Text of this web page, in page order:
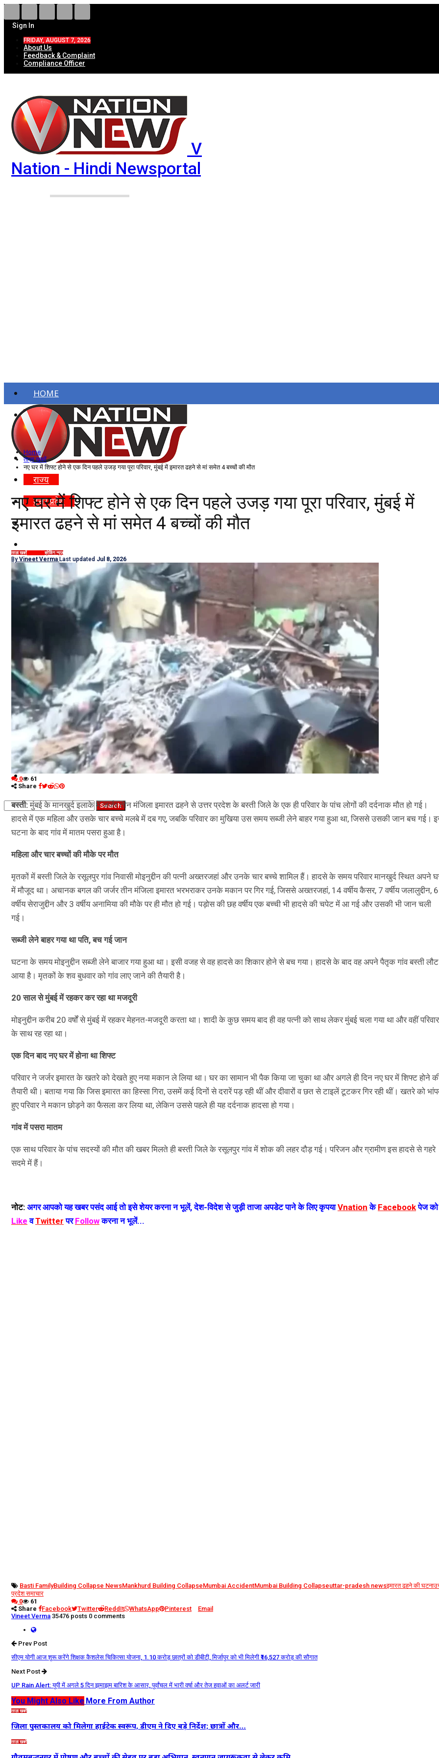
Sign In
FRIDAY, AUGUST 7, 2026
About Us
Feedback & Complaint
Compliance Officer
V
Nation - Hindi Newsportal
HOME
ताज़ा खबरें
देश
विदेश
राज्य
उत्तर प्रदेश
नोएडा
राजनीति
कारोबार
खेल
शिक्षा
नौकरियां
जीवन शैली
हेल्थ
क्राइम
कृषि
धर्म
विज्ञान तकनीकी
Home
ताज़ा खबरें
नए घर में शिफ्ट होने से एक दिन पहले उजड़ गया पूरा परिवार, मुंबई में इमारत ढहने से मां समेत 4 बच्चों की मौत
नए घर में शिफ्ट होने से एक दिन पहले उजड़ गया पूरा परिवार, मुंबई में
इमारत ढहने से मां समेत 4 बच्चों की मौत
ताज़ा खबरें ब्रेकिंग न्यूज़
By Vineet Verma Last updated Jul 8, 2026
0
61
Share
बस्ती:मुंबई के मानखुर्द इलाके में जर्जर तीन मंजिला इमारत ढहने से उत्तर प्रदेश के बस्ती जिले के एक ही परिवार के पांच लोगों की दर्दनाक मौत हो गई।
हादसे में एक महिला और उसके चार बच्चे मलबे में दब गए, जबकि परिवार का मुखिया उस समय सब्जी लेने बाहर गया हुआ था, जिससे उसकी जान बच गई।
घटना के बाद गांव में मातम पसरा हुआ है।
महिला और चार बच्चों की मौके पर मौत
मृतकों में बस्ती जिले के रसूलपुर गांव निवासी मोइनुद्दीन की पत्नी अख्तरजहां और उनके चार बच्चे शामिल हैं। हादसे के समय परिवार मानखुर्द स्थित अपने
में मौजूद था। अचानक बगल की जर्जर तीन मंजिला इमारत भरभराकर उनके मकान पर गिर गई, जिससे अख्तरजहां, 14 वर्षीय कैसर, 7 वर्षीय जलालुद्दीन, 6
वर्षीय सेराजुद्दीन और 3 वर्षीय अनामिया की मौके पर ही मौत हो गई। पड़ोस की छह वर्षीय एक बच्ची भी हादसे की चपेट में आ गई और उसकी भी जान चली
गई।
सब्जी लेने बाहर गया था पति, बच गई जान
घटना के समय मोइनुद्दीन सब्जी लेने बाजार गया हुआ था। इसी वजह से वह हादसे का शिकार होने से बच गया। हादसे के बाद वह अपने पैतृक गांव बस्ती लौट
आया है। मृतकों के शव बुधवार को गांव लाए जाने की तैयारी है।
20 साल से मुंबई में रहकर कर रहा था मजदूरी
मोइनुद्दीन करीब 20 वर्षों से मुंबई में रहकर मेहनत-मजदूरी करता था। शादी के कुछ समय बाद ही वह पत्नी को साथ लेकर मुंबई चला गया था और वहीं परिवार
के साथ रह रहा था।
एक दिन बाद नए घर में होना था शिफ्ट
परिवार ने जर्जर इमारत के खतरे को देखते हुए नया मकान ले लिया था। घर का सामान भी पैक किया जा चुका था और अगले ही दिन नए घर में शिफ्ट होने
तैयारी थी। बताया गया कि जिस इमारत का हिस्सा गिरा, उसमें कई दिनों से दरारें पड़ रही थीं और दीवारों व छत से टाइलें टूटकर गिर रही थीं। खतरे को
हुए परिवार ने मकान छोड़ने का फैसला कर लिया था, लेकिन उससे पहले ही यह दर्दनाक हादसा हो गया।
गांव में पसरा मातम
एक साथ परिवार के पांच सदस्यों की मौत की खबर मिलते ही बस्ती जिले के रसूलपुर गांव में शोक की लहर दौड़ गई। परिजन और ग्रामीण इस हादसे से गहरे
सदमे में हैं।
नोट: अगर आपको यह खबर पसंद आई तो इसे शेयर करना न भूलें, देश-विदेश से जुड़ी ताजा अपडेट पाने के लिए कृपयाVnation के Facebookपेज को
Like वTwitter परFollowकरना न भूलें...
Basti FamilyBuilding Collapse NewsMankhurd Building CollapseMumbai AccidentMumbai Building Collapseuttar-pradesh newsइमारत ढहने की घटना
प्रदेश समाचार
0
61
Share
Facebook Twitter ReddIt WhatsApp Pinterest
Email
Vineet Verma 35476 posts 0 comments
Prev Post
सीएम योगी आज शुरू करेंगे शिक्षक कैशलेस चिकित्सा योजना, 1.10 करोड़ छात्रों को डीबीटी, मिर्जापुर को भी मिलेगी ₹16,527 करोड़ की सौगात
Next Post
UP Rain Alert: यूपी में अगले 5 दिन झमाझम बारिश के आसार, पूर्वांचल में भारी वर्षा और तेज हवाओं का अलर्ट जारी
You Might Also Like More From Author
ताज़ा खबरें
जिला पुस्तकालय को मिलेगा हाईटेक स्वरूप, डीएम ने दिए बड़े निर्देश; छात्रों और…
ताज़ा खबरें